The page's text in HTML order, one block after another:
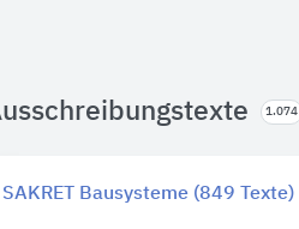
1.074
SAKRET Bausysteme (849 Texte)